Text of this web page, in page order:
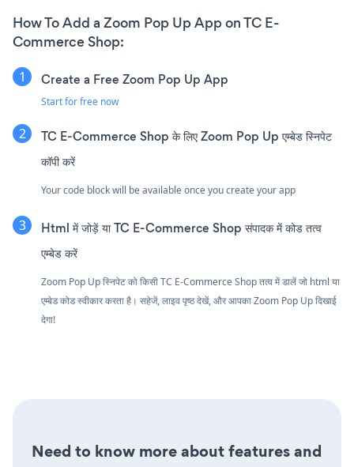
How To Add a Zoom Pop Up App on TC E-
Commerce Shop:
Create a Free Zoom Pop Up App
Start for free now
TC E-Commerce Shop के लिए Zoom Pop Up एम्बेड स्निपेट
कॉपी करें
Your code block will be available once you create your app
Html में जोड़ें या TC E-Commerce Shop संपादक में कोड तत्व
एम्बेड करें
Zoom Pop Up स्निपेट को किसी TC E-Commerce Shop तत्व में डालें जो html या
एम्बेड कोड स्वीकार करता है। सहेजें, लाइव पृष्ठ देखें, और आपका Zoom Pop Up दिखाई
देगा!
Need to know more about features and